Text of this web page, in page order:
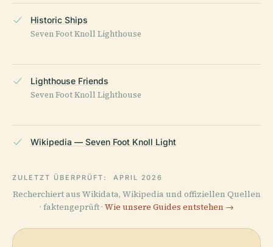
Historic Ships
Seven Foot Knoll Lighthouse
Lighthouse Friends
Seven Foot Knoll Lighthouse
Wikipedia — Seven Foot Knoll Light
ZULETZT ÜBERPRÜFT: APRIL 2026
Recherchiert aus Wikidata, Wikipedia und offiziellen Quellen
· faktengeprüft · Wie unsere Guides entstehen →